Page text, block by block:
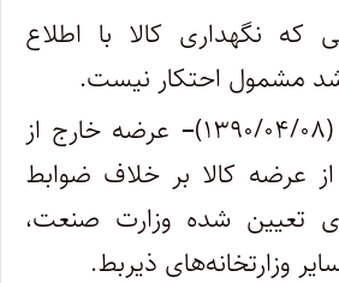
که نگهداری کالا با اطلاع
مشمول احتکار نیست.
– عرضه خارج از
عرضه کالا بر خلاف ضوابط
تعیین شده وزارت صنعت،
وزارتخانه‌‌های ‌ذیربط.